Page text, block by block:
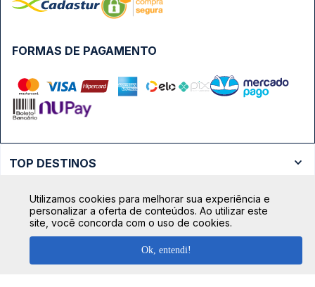
FORMAS DE PAGAMENTO
TOP DESTINOS
Ônibus São Paulo
Ônibus Brasília
TOP VIAÇÕES
Passagens Cometa
TOP RODOVIÁRIAS
Rodoviária São Paulo - Tietê
Utilizamos cookies para melhorar sua experiência e
personalizar a oferta de conteúdos. Ao utilizar este
site, você concorda com o uso de cookies.
Ok, entendi!